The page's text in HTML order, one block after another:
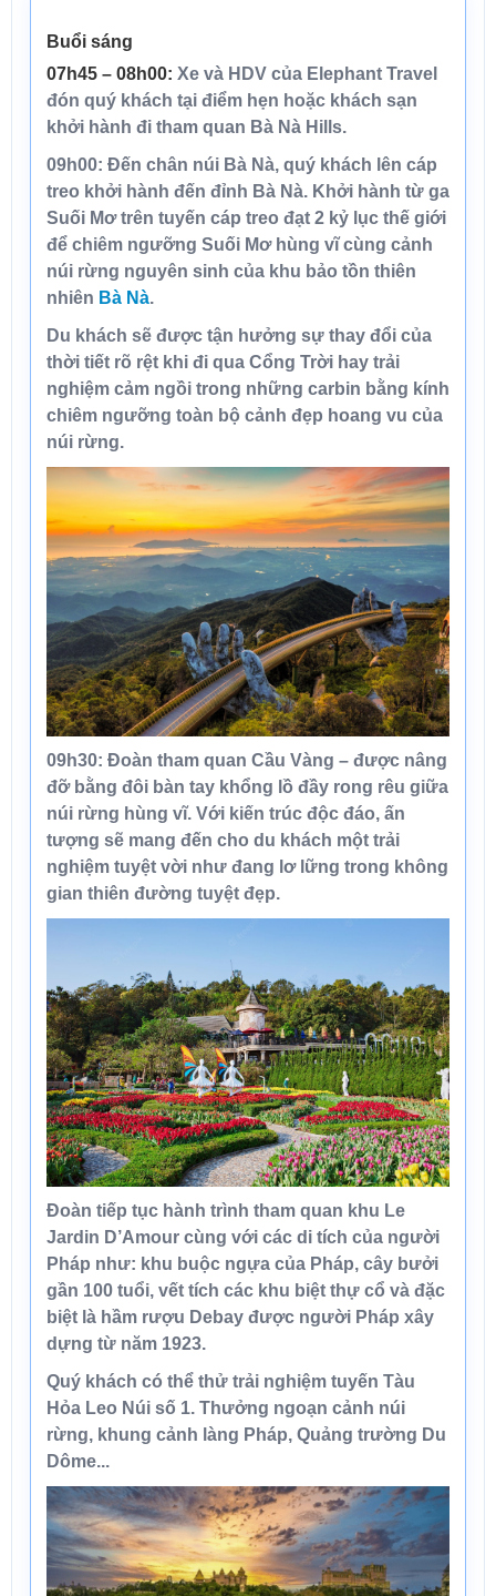
Buổi sáng
07h45 – 08h00: Xe và HDV của Elephant Travel
đón quý khách tại điểm hẹn hoặc khách sạn
khởi hành đi tham quan Bà Nà Hills.
09h00: Đến chân núi Bà Nà, quý khách lên cáp
treo khởi hành đến đỉnh Bà Nà. Khởi hành từ ga
Suối Mơ trên tuyến cáp treo đạt 2 kỷ lục thế giới
để chiêm ngưỡng Suối Mơ hùng vĩ cùng cảnh
núi rừng nguyên sinh của khu bảo tồn thiên
nhiên Bà Nà.
Du khách sẽ được tận hưởng sự thay đổi của
thời tiết rõ rệt khi đi qua Cổng Trời hay trải
nghiệm cảm ngồi trong những carbin bằng kính
chiêm ngưỡng toàn bộ cảnh đẹp hoang vu của
núi rừng.
09h30: Đoàn tham quan Cầu Vàng – được nâng
đỡ bằng đôi bàn tay khổng lồ đầy rong rêu giữa
núi rừng hùng vĩ. Với kiến trúc độc đáo, ấn
tượng sẽ mang đến cho du khách một trải
nghiệm tuyệt vời như đang lơ lững trong không
gian thiên đường tuyệt đẹp.
Đoàn tiếp tục hành trình tham quan khu Le
Jardin D’Amour cùng với các di tích của người
Pháp như: khu buộc ngựa của Pháp, cây bưởi
gần 100 tuổi, vết tích các khu biệt thự cổ và đặc
biệt là hầm rượu Debay được người Pháp xây
dựng từ năm 1923.
Quý khách có thể thử trải nghiệm tuyến Tàu
Hỏa Leo Núi số 1. Thưởng ngoạn cảnh núi
rừng, khung cảnh làng Pháp, Quảng trường Du
Dôme...